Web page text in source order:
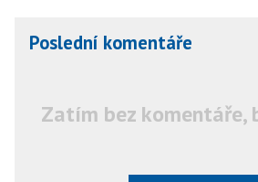
Poslední komentáře
Zatím bez komentáře,